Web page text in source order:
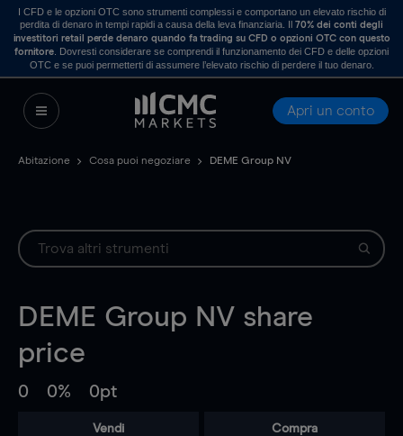
I CFD e le opzioni OTC sono strumenti complessi e comportano un elevato rischio di
perdita di denaro in tempi rapidi a causa della leva finanziaria. Il70% dei conti degli
investitori retail perde denaro quando fa trading su CFD o opzioni OTC con questo
fornitore . Dovresti considerare se comprendi il funzionamento dei CFD e delle opzioni
OTC e se puoi permetterti di assumere l’elevato rischio di perdere il tuo denaro.
Apri un conto
Abitazione Cosa puoi negoziare DEME Group NV
DEME Group NV share
price
0 0% 0pt
Vendi Compra